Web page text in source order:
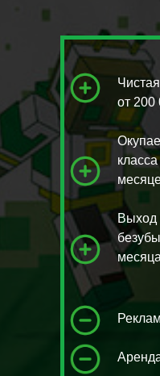
от 200
Выход
«Всех детей цепляет
некоторые были в восторге от
некоторые от 3D-
любили схемы собирать...»